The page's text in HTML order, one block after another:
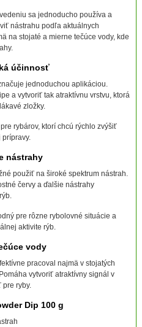
sa jednoducho používa a
nástrahu podľa aktuálnych
na stojaté a mierne tečúce vody, kde
účinnosť
jednoduchou aplikáciou.
a vytvoriť tak atraktívnu vrstvu, ktorá
zložky.
rybárov, ktorí chcú rýchlo zvýšiť
nástrahy
použiť na široké spektrum nástrah.
červy a ďalšie nástrahy
pre rôzne rybolovné situácie a
aktivite rýb.
vody
pracoval najmä v stojatých
vytvoriť atraktívny signál v
ryby.
Dip 100 g